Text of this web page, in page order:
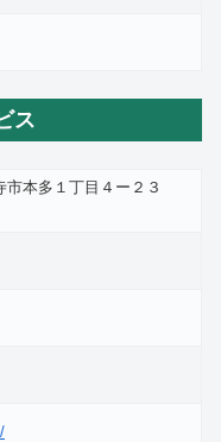
ス
市本多１丁目４ー２３